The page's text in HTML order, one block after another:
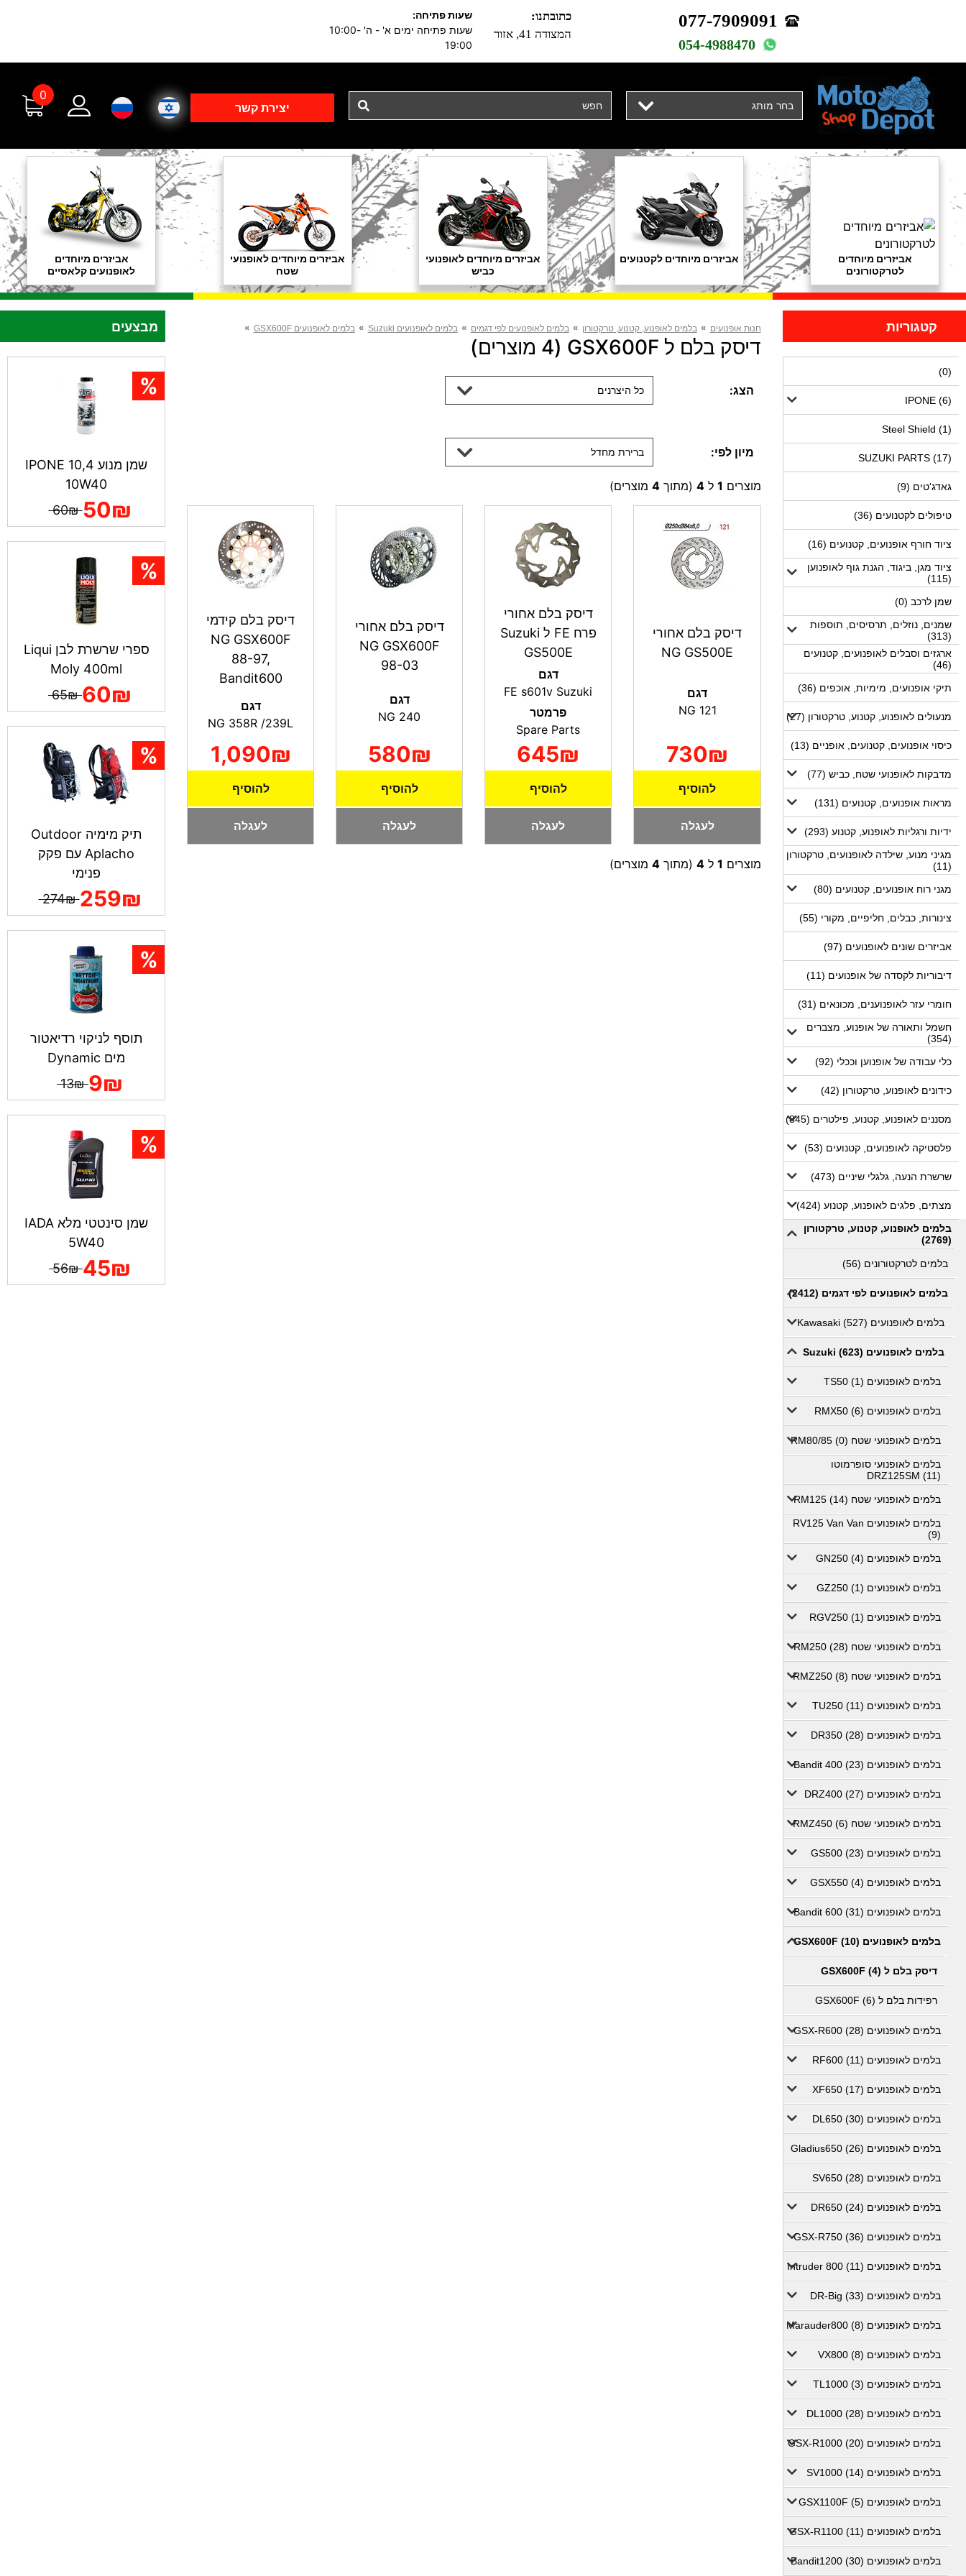
077-7909091
054-4988470
כתובתנו:
המצודה 41, אזור
שעות פתיחה:
שעות פתיחה ימים א' - ה' 10:00-
19:00
בחר מותג יצירת קשר
0
אביזרים מיוחדים
לטרקטורונים
אביזרים מיוחדים לקטנועים
אביזרים מיוחדים לאופנועי
כביש
אביזרים מיוחדים לאופנועי
שטח
אביזרים מיוחדים
לאופנועים קלאסיים
קטגוריות
(0)
IPONE (6)
Steel Shield (1)
SUZUKI PARTS (17)
גאדג'טים (9)
טיפולים לקטנועים (36)
ציוד חורף אופנועים, קטנועים (16)
ציוד מגן, ביגוד, הגנת גוף לאופנוען
(115)
שמן לרכב (0)
שמנים, נוזלים, תרסיסים, תוספות
(313)
ארגזים וסבלים לאופנועים, קטנועים
(46)
תיקי אופנועים, מימיות, אוכפים (36)
מנעולים לאופנוע, קטנוע, טרקטורון (27)
כיסוי אופנועים, קטנועים, אופניים (13)
מדבקות לאופנועי שטח, כביש (77)
מראות אופנועים, קטנועים (131)
ידיות ורגליות לאופנוע, קטנוע (293)
מגיני מנוע, שילדה לאופנועים, טרקטורון
(11)
מגני רוח אופנועים, קטנועים (80)
צינורות, כבלים, חליפיים, מקורי (55)
אביזרים שונים לאופנועים (97)
דיבוריות לקסדה של אופנועים (11)
חומרי עזר לאופנוענים, מכונאים (31)
חשמל ותאורה של אופנוע, מצברים
(354)
כלי עבודה של אופנוען וככלי (92)
כידונים לאופנוע, טרקטורון (42)
מסננים לאופנוע, קטנוע, פילטרים (845)
פלסטיקה לאופנועים, קטנועים (53)
שרשרת הנעה, גלגלי שיניים (473)
מצתים, פלגים לאופנוע, קטנוע (424)
בלמים לאופנוע, קטנוע, טרקטורון
(2769)
בלמים לטרקטורונים (56)
בלמים לאופנועים לפי דגמים (2412)
בלמים לאופנועים Kawasaki (527)
בלמים לאופנועים Suzuki (623)
בלמים לאופנועים TS50 (1)
בלמים לאופנועים RMX50 (6)
בלמים לאופנועי שטח RM80/85 (0)
בלמים לאופנועי סופרמוטו
DRZ125SM (11)
בלמים לאופנועי שטח RM125 (14)
בלמים לאופנועים RV125 Van Van
(9)
בלמים לאופנועים GN250 (4)
בלמים לאופנועים GZ250 (1)
בלמים לאופנועים RGV250 (1)
בלמים לאופנועי שטח RM250 (28)
בלמים לאופנועי שטח RMZ250 (8)
בלמים לאופנועים TU250 (11)
בלמים לאופנועים DR350 (28)
בלמים לאופנועים Bandit 400 (23)
בלמים לאופנועים DRZ400 (27)
בלמים לאופנועי שטח RMZ450 (6)
בלמים לאופנועים GS500 (23)
בלמים לאופנועים GSX550 (4)
בלמים לאופנועים Bandit 600 (31)
בלמים לאופנועים GSX600F (10)
דיסק בלם ל GSX600F (4)
רפידות בלם ל GSX600F (6)
בלמים לאופנועים GSX-R600 (28)
בלמים לאופנועים RF600 (11)
בלמים לאופנועים XF650 (17)
בלמים לאופנועים DL650 (30)
בלמים לאופנועים Gladius650 (26)
בלמים לאופנועים SV650 (28)
בלמים לאופנועים DR650 (24)
בלמים לאופנועים GSX-R750 (36)
בלמים לאופנועים Intruder 800 (11)
בלמים לאופנועים DR-Big (33)
בלמים לאופנועים Marauder800 (8)
בלמים לאופנועים VX800 (8)
בלמים לאופנועים TL1000 (3)
בלמים לאופנועים DL1000 (28)
בלמים לאופנועים GSX-R1000 (20)
בלמים לאופנועים SV1000 (14)
בלמים לאופנועים GSX1100F (5)
בלמים לאופנועים GSX-R1100 (11)
בלמים לאופנועים Bandit1200 (30)
חנות אופנועים » בלמים לאופנוע, קטנוע, טרקטורון » בלמים לאופנועים לפי דגמים » בלמים לאופנועים Suzuki » בלמים לאופנועים GSX600F »
דיסק בלם ל GSX600F (4 מוצרים)
הצג: כל היצרנים
מיון לפי: ברירת מחדל
מוצרים 1 ל4 (מתוך4 מוצרים)
דיסק בלם אחורי
NG GS500E
דגם
NG 121
730₪
להוסיף
לעגלה
דיסק בלם אחורי
פרח FE ל Suzuki
GS500E
דגם
פרמטר
645₪
להוסיף
לעגלה
דיסק בלם אחורי
NG GSX600F
98-03
דגם
580₪
להוסיף
לעגלה
דיסק בלם קידמי
NG GSX600F
88-97,
Bandit600
דגם
1,090₪
להוסיף
לעגלה
מוצרים 1 ל4 (מתוך4 מוצרים)
מבצעים
שמן מנוע IPONE 10,4
10W40
50₪
60₪
ספרי שרשרת לבן Liqui
Moly 400ml
60₪
65₪
תיק מימיה Outdoor
Aplacho עם פקק
פנימי
259₪
274₪
תוסף לניקוי רדיאטור
מים Dynamic
9₪
13₪
שמן סינטטי מלא IADA
5W40
45₪
56₪